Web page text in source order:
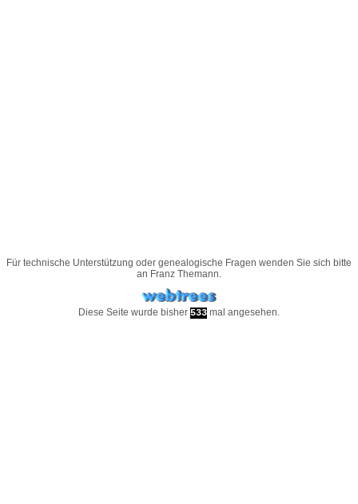
Für technische Unterstützung oder genealogische Fragen wenden Sie sich bitte
an Franz Themann.
Diese Seite wurde bisher 533 mal angesehen.